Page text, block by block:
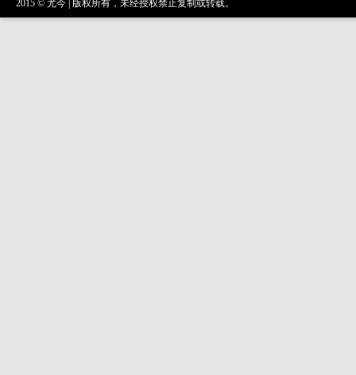
2015 © 尤今 | 版权所有，未经授权禁止复制或转载。